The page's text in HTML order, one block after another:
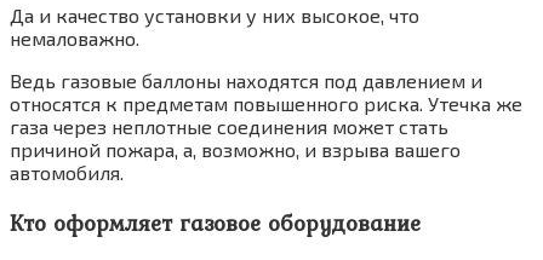
Да и качество установки у них высокое, что
немаловажно.
Ведь газовые баллоны находятся под давлением и
относятся к предметам повышенного риска. Утечка же
газа через неплотные соединения может стать
причиной пожара, а, возможно, и взрыва вашего
автомобиля.
Кто оформляет газовое оборудование